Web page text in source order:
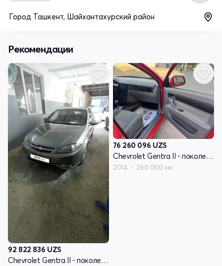
Город Ташкент, Шайхантахурский район
Рекомендации
92 822 836 UZS
Chevrolet Gentra II - поколение
76 260 096 UZS
Chevrolet Gentra II - поколение
2014 260 000 км